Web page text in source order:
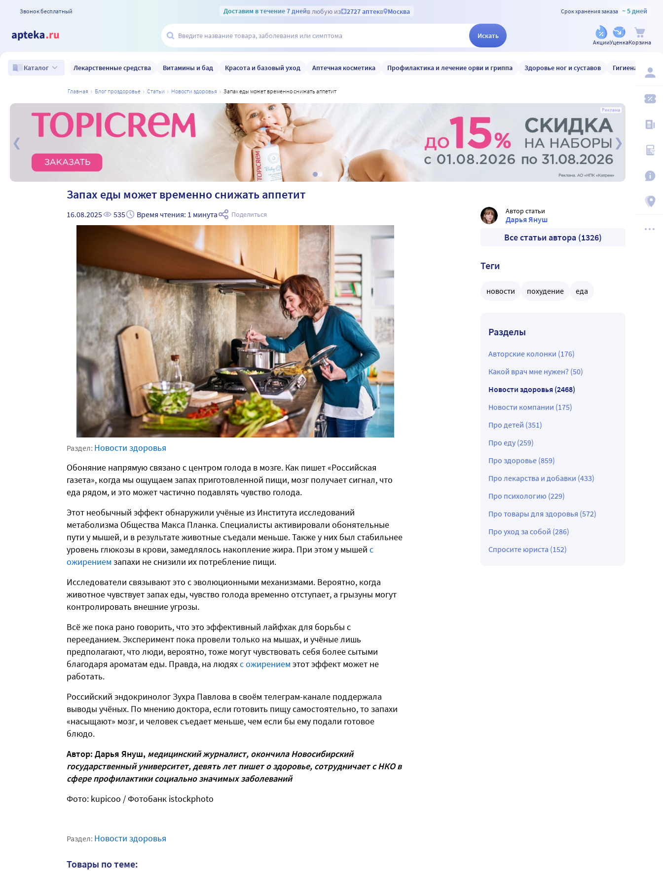
Звонок бесплатный Доставим в течение 7 днейв любую из 2727 аптекв Москва Срок хранения заказа ~ 5 дней
Искать
АкцииУценкаКорзина
Каталог Лекарственные средства Витамины и бад Красота и базовый уход Аптечная косметика Профилактика и лечение орви и гриппа Здоровье ног и суставов Гигиена и уход
главная блог проздоровье статьи новости здоровья запах еды может временно снижать аппетит
Реклама
Запах еды может временно снижать аппетит
16.08.2025 535 Время чтения: 1 минута Поделиться
Раздел: Новости здоровья
Обоняние напрямую связано с центром голода в мозге. Как пишет «Российская
газета», когда мы ощущаем запах приготовленной пищи, мозг получает сигнал, что
еда рядом, и это может частично подавлять чувство голода.
Этот необычный эффект обнаружили учёные из Института исследований
метаболизма Общества Макса Планка. Специалисты активировали обонятельные
пути у мышей, и в результате животные съедали меньше. Также у них был стабильнее
уровень глюкозы в крови, замедлялось накопление жира. При этом у мышей с
ожирением запахи не снизили их потребление пищи.
Исследователи связывают это с эволюционными механизмами. Вероятно, когда
животное чувствует запах еды, чувство голода временно отступает, а грызуны могут
контролировать внешние угрозы.
Всё же пока рано говорить, что это эффективный лайфхак для борьбы с
перееданием. Эксперимент пока провели только на мышах, и учёные лишь
предполагают, что люди, вероятно, тоже могут чувствовать себя более сытыми
благодаря ароматам еды. Правда, на людяхс ожирением этот эффект может не
работать.
Российский эндокринолог Зухра Павлова в своём телеграм-канале поддержала
выводы учёных. По мнению доктора, если готовить пищу самостоятельно, то запахи
«насыщают» мозг, и человек съедает меньше, чем если бы ему подали готовое
блюдо.
Автор: Дарья Януш, медицинский журналист, окончила Новосибирский
государственный университет, девять лет пишет о здоровье, сотрудничает с НКО в
сфере профилактики социально значимых заболеваний
Фото: kupicoo / Фотобанк istockphoto
Раздел: Новости здоровья
Товары по теме:
Автор статьи
Дарья Януш
Все статьи автора (1326)
Теги
новости похудение еда
Разделы
Авторские колонки (176)
Какой врач мне нужен? (50)
Новости здоровья (2468)
Новости компании (175)
Про детей (351)
Про еду (259)
Про здоровье (859)
Про лекарства и добавки (433)
Про психологию (229)
Про товары для здоровья (572)
Про уход за собой (286)
Спросите юриста (152)